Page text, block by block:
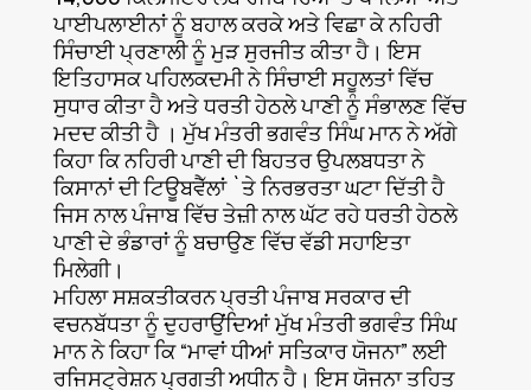
ਪਾਈਪਲਾਈਨਾਂ ਨੂੰ ਬਹਾਲ ਕਰਕੇ ਅਤੇ ਵਿਛਾ ਕੇ ਨਹਿਰੀ
ਸਿੰਚਾਈ ਪ੍ਰਣਾਲੀ ਨੂੰ ਮੁੜ ਸੁਰਜੀਤ ਕੀਤਾ ਹੈ। ਇਸ
ਇਤਿਹਾਸਕ ਪਹਿਲਕਦਮੀ ਨੇ ਸਿੰਚਾਈ ਸਹੂਲਤਾਂ ਵਿੱਚ
ਸੁਧਾਰ ਕੀਤਾ ਹੈ ਅਤੇ ਧਰਤੀ ਹੇਠਲੇ ਪਾਣੀ ਨੂੰ ਸੰਭਾਲਣ ਵਿੱਚ
ਮਦਦ ਕੀਤੀ ਹੈ । ਮੁੱਖ ਮੰਤਰੀ ਭਗਵੰਤ ਸਿੰਘ ਮਾਨ ਨੇ ਅੱਗੇ
ਕਿਹਾ ਕਿ ਨਹਿਰੀ ਪਾਣੀ ਦੀ ਬਿਹਤਰ ਉਪਲਬਧਤਾ ਨੇ
ਕਿਸਾਨਾਂ ਦੀ ਟਿਊਬਵੈੱਲਾਂ `ਤੇ ਨਿਰਭਰਤਾ ਘਟਾ ਦਿੱਤੀ ਹੈ
ਜਿਸ ਨਾਲ ਪੰਜਾਬ ਵਿੱਚ ਤੇਜ਼ੀ ਨਾਲ ਘੱਟ ਰਹੇ ਧਰਤੀ ਹੇਠਲੇ
ਪਾਣੀ ਦੇ ਭੰਡਾਰਾਂ ਨੂੰ ਬਚਾਉਣ ਵਿੱਚ ਵੱਡੀ ਸਹਾਇਤਾ
ਮਿਲੇਗੀ।
ਮਹਿਲਾ ਸਸ਼ਕਤੀਕਰਨ ਪ੍ਰਤੀ ਪੰਜਾਬ ਸਰਕਾਰ ਦੀ
ਵਚਨਬੱਧਤਾ ਨੂੰ ਦੁਹਰਾਉਂਦਿਆਂ ਮੁੱਖ ਮੰਤਰੀ ਭਗਵੰਤ ਸਿੰਘ
ਮਾਨ ਨੇ ਕਿਹਾ ਕਿ “ਮਾਵਾਂ ਧੀਆਂ ਸਤਿਕਾਰ ਯੋਜਨਾ” ਲਈ
ਰਜਿਸਟ੍ਰੇਸ਼ਨ ਪ੍ਰਗਤੀ ਅਧੀਨ ਹੈ। ਇਸ ਯੋਜਨਾ ਤਹਿਤ